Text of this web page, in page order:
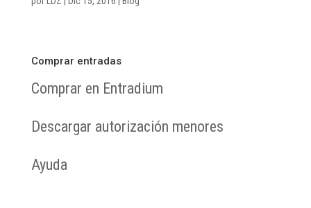
Comprar entradas
Comprar en Entradium
Descargar autorización menores
Ayuda